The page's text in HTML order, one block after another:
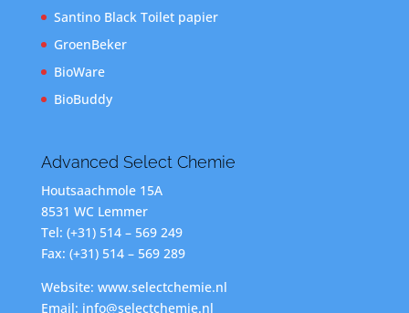
Santino Black Toilet papier
GroenBeker
BioWare
BioBuddy
Advanced Select Chemie
Houtsaachmole 15A
8531 WC Lemmer
Tel: (+31) 514 – 569 249
Fax: (+31) 514 – 569 289
Website: www.selectchemie.nl
Email: info@selectchemie.nl